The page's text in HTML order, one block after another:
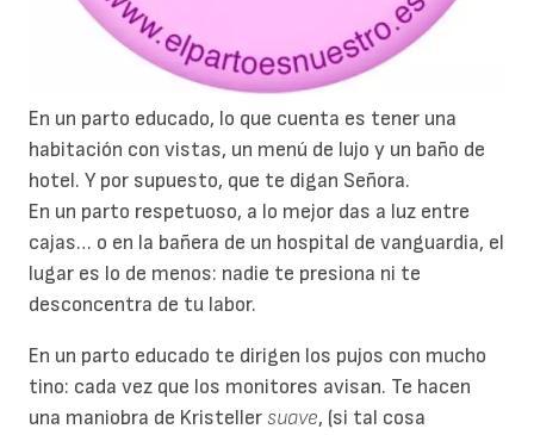
En un parto educado, lo que cuenta es tener una
habitación con vistas, un menú de lujo y un baño de
hotel. Y por supuesto, que te digan Señora.
En un parto respetuoso, a lo mejor das a luz entre
cajas… o en la bañera de un hospital de vanguardia, el
lugar es lo de menos: nadie te presiona ni te
desconcentra de tu labor.
En un parto educado te dirigen los pujos con mucho
tino: cada vez que los monitores avisan. Te hacen
una maniobra de Kristeller suave, (si tal cosa